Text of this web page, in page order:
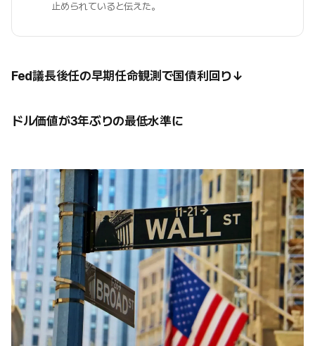
止められていると伝えた。
Fed議長後任の早期任命観測で国債利回り↓
ドル価値が3年ぶりの最低水準に